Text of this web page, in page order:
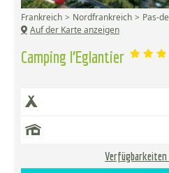
Camping l’Eglantier
Frankreich Nordfrankreich Pas-
Auf der Karte anzeigen
Verfügbarkeiten